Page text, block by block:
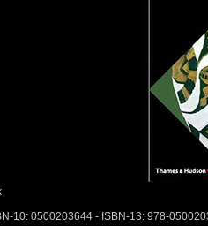
10: 0500203644 - ISBN-13: 978-